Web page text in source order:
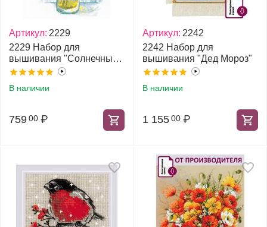
Артикул: 2229
2229 Набор для
вышивания "Солнечные
одуванчики"
В наличии
759 00 ₽
Артикул: 2242
2242 Набор для
вышивания "Дед Мороз"
В наличии
1 155 00 ₽